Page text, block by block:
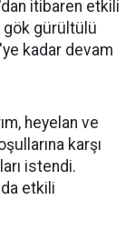
itibaren etkili
gök gürültülü
kadar devam
heyelan ve
karşı
istendi.
da etkili